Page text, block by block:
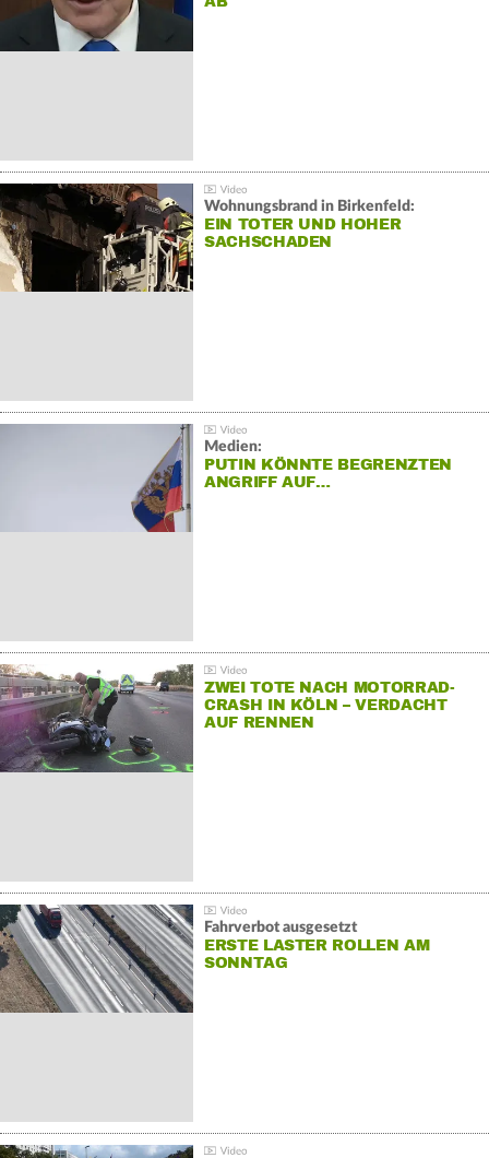
Wohnungsbrand in Birkenfeld:
EIN TOTER UND HOHER
SACHSCHADEN
Medien:
PUTIN KÖNNTE BEGRENZTEN
ANGRIFF AUF…
ZWEI TOTE NACH MOTORRAD-
CRASH IN KÖLN – VERDACHT
AUF RENNEN
Fahrverbot ausgesetzt
ERSTE LASTER ROLLEN AM
SONNTAG